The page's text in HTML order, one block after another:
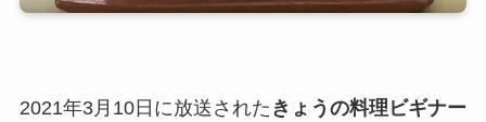
2021年3月10日に放送された きょうの料理ビギナー